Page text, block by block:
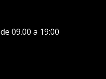
09.00 a 19:00